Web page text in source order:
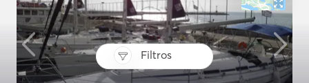
Filtros